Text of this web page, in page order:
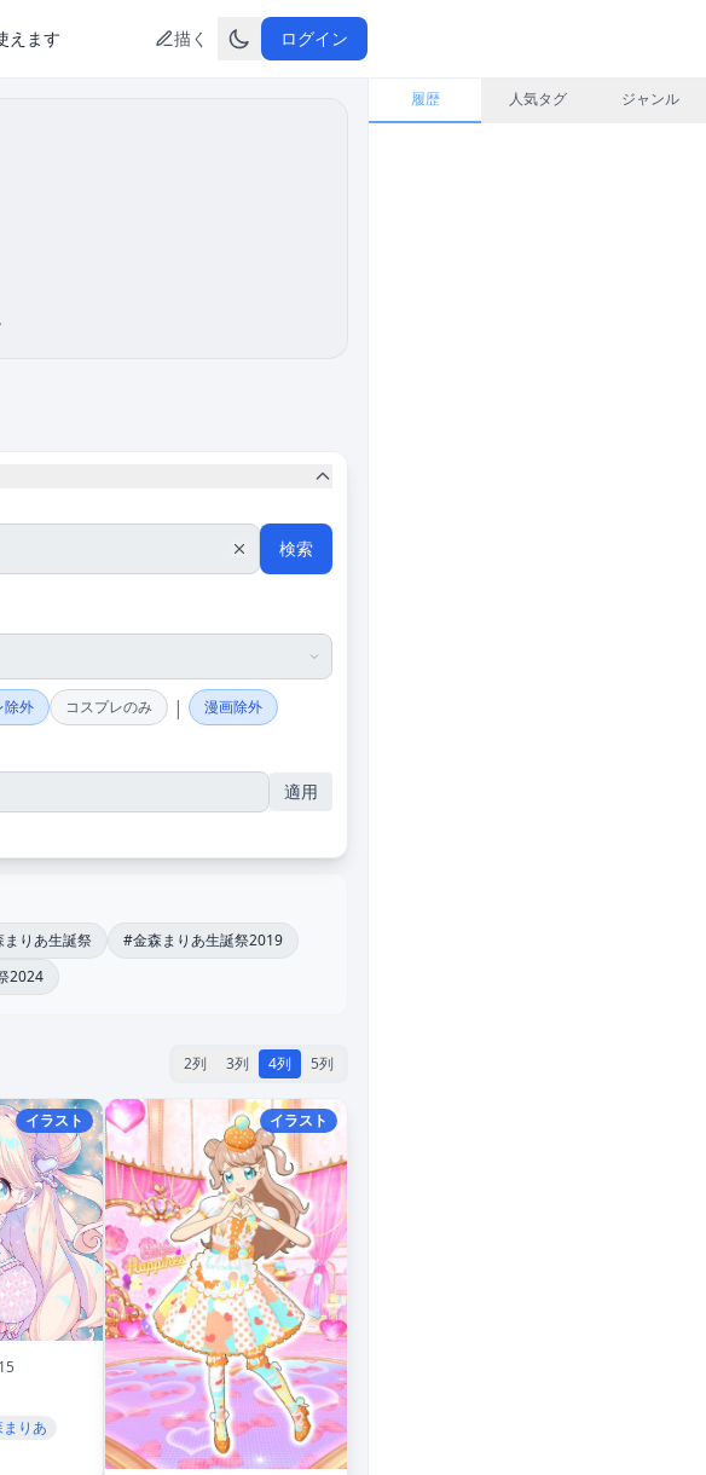
えます 描く ログイン
検索
除外 コスプレのみ |
漫画除外
適用
りあ生誕祭
#金森まりあ生誕祭2019
2024
2列 3列 4列 5列
イラスト
りあ
イラスト
履歴 人気タグ ジャンル